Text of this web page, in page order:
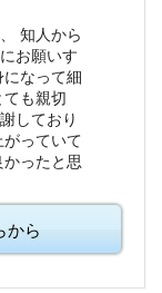
知人から
お願いす
なって細
も親切
しており
っていて
ったと思
から